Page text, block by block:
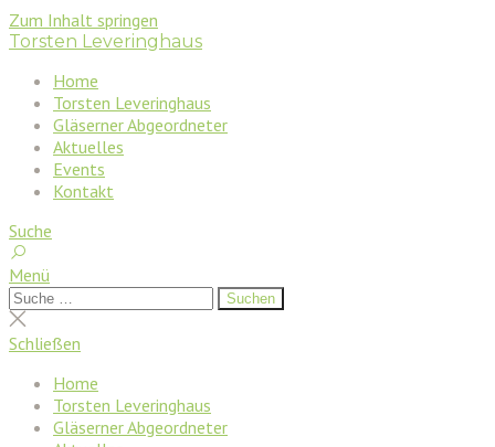
Zum Inhalt springen
Torsten Leveringhaus
Home
Torsten Leveringhaus
Gläserner Abgeordneter
Aktuelles
Events
Kontakt
Suche
Menü
Suchen
nach:
Suchen
Suche
schließen
Schließen
Home
Torsten Leveringhaus
Gläserner Abgeordneter